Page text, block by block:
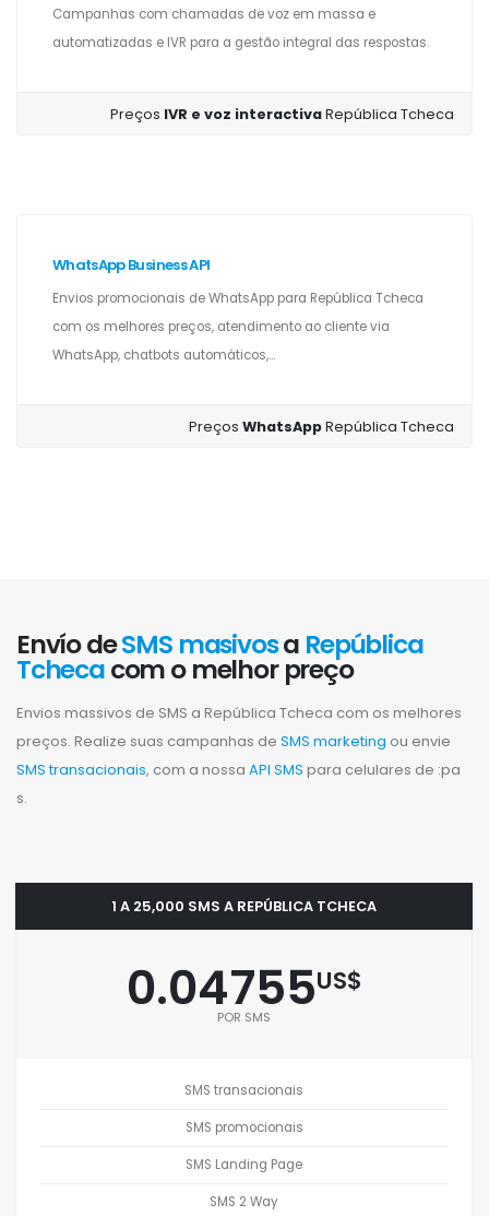
Campanhas com chamadas de voz em massa e
automatizadas e IVR para a gestão integral das respostas.
Preços IVR e voz interactivaRepública Tcheca
WhatsApp Business API
Envios promocionais de WhatsApp para República Tcheca
com os melhores preços, atendimento ao cliente via
WhatsApp, chatbots automáticos,...
PreçosWhatsAppRepública Tcheca
Envío deSMS masivosa República
Tchecacom o melhor preço
Envios massivos de SMS a República Tcheca com os melhores
preços. Realize suas campanhas de SMS marketing ou envie
SMS transacionais, com a nossa API SMS para celulares de :pa
s.
1 A 25,000 SMS A REPÚBLICA TCHECA
0.04755US$
POR SMS
SMS transacionais
SMS promocionais
SMS Landing Page
SMS 2 Way